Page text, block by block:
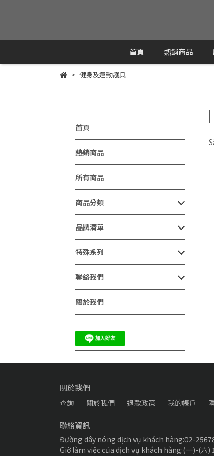
首頁 熱銷商品
健身及運動護具
首頁
熱銷商品
所有商品
商品分類
品牌清單
特殊系列
聯絡我們
關於我們
關於我們
查詢 關於我們 退款政策 我的帳戶
聯絡資訊
Đường dây nóng dịch vụ khách hàng:02-
Giờ làm việc của dịch vụ khách hàng:(一)-(六)